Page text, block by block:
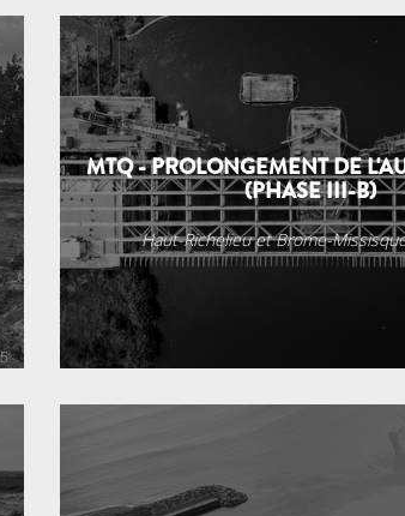
MTQ - PROLONGEMENT DE
(PHASE III-B)
Haut-Richelieu et Brome-